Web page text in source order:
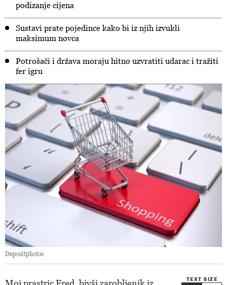
podizanje cijena
Sustavi prate pojedince kako bi iz njih izvukli
maksimum novca
Potrošači i država moraju hitno uzvratiti udarac i tražiti
fer igru
Depositphotos
TEXT SIZE